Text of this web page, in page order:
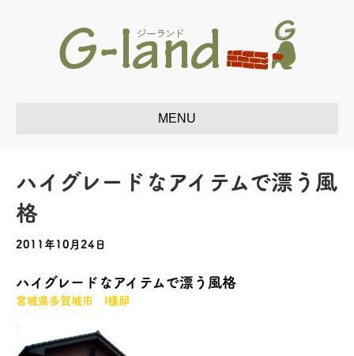
ハイグレードなアイテムで漂う風
格
2011年10月24日
ハイグレードなアイテムで漂う風格
宮城県多賀城市 I様邸